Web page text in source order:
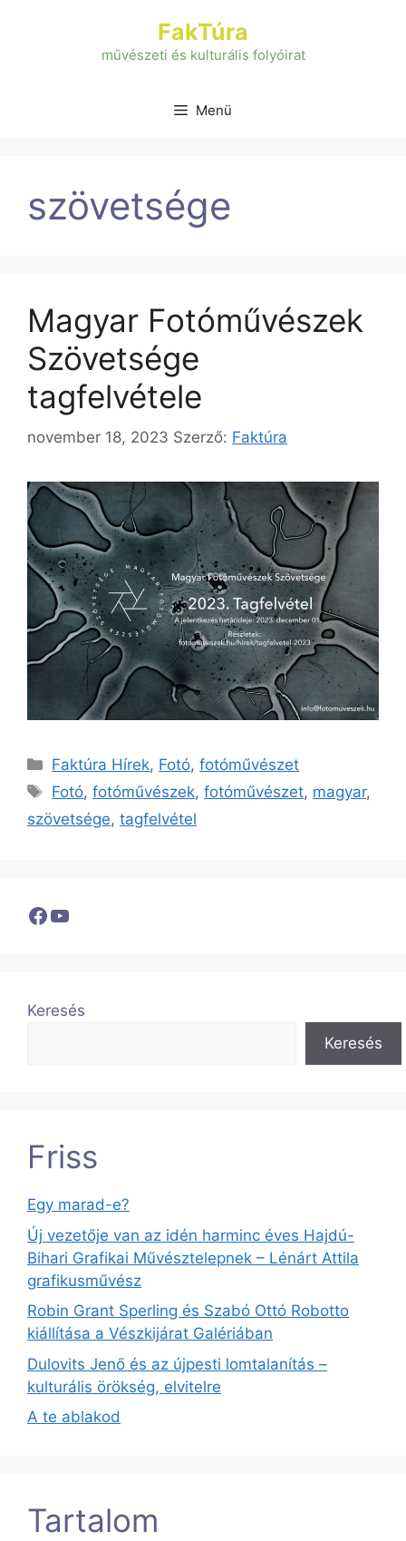
FakTúra
művészeti és kulturális folyóirat
Menü
szövetsége
Magyar Fotóművészek
Szövetsége
tagfelvétele
november 18, 2023 Szerző: Faktúra
Kategória
Faktúra Hírek, Fotó,fotóművészet
Címkék
Fotó,fotóművészek,fotóművészet, magyar,
szövetsége, tagfelvétel
Facebook
YouTube
Keresés
Keresés
Friss
Egy marad-e?
Új vezetője van az idén harminc éves Hajdú-
Bihari Grafikai Művésztelepnek – Lénárt Attila
grafikusművész
Robin Grant Sperling és Szabó Ottó Robotto
kiállítása a Vészkijárat Galériában
Dulovits Jenő és az újpesti lomtalanítás –
kulturális örökség, elvitelre
A te ablakod
Tartalom